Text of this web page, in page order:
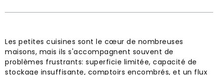
Les petites cuisines sont le cœur de nombreuses
maisons, mais ils s'accompagnent souvent de
problèmes frustrants: superficie limitée, capacité de
stockage insuffisante, comptoirs encombrés, et un flux